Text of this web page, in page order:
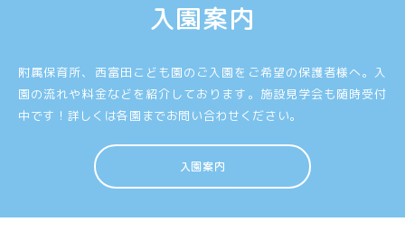
入園案内
附属保育所、西富田こども園のご入園をご希望の保護者様へ。 入
園の流れや料金などを紹介しております。 施設見学会も随時受付
中です！詳しくは各園までお問い合わせください。
入園案内